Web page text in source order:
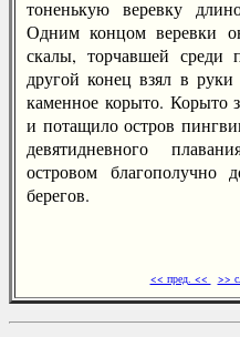
тоненькую веревку
Одним концом веревки
скалы, торчавшей среди
другой конец взял в
каменное корыто. Корыто
и потащило остров
девятидневного
островом благополучно
берегов.
<< пред. << >>